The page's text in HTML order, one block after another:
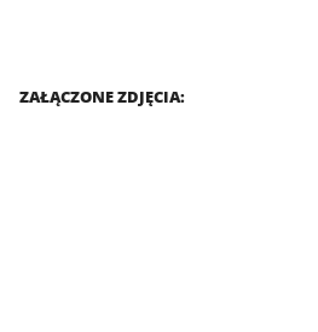
ZAŁĄCZONE ZDJĘCIA: